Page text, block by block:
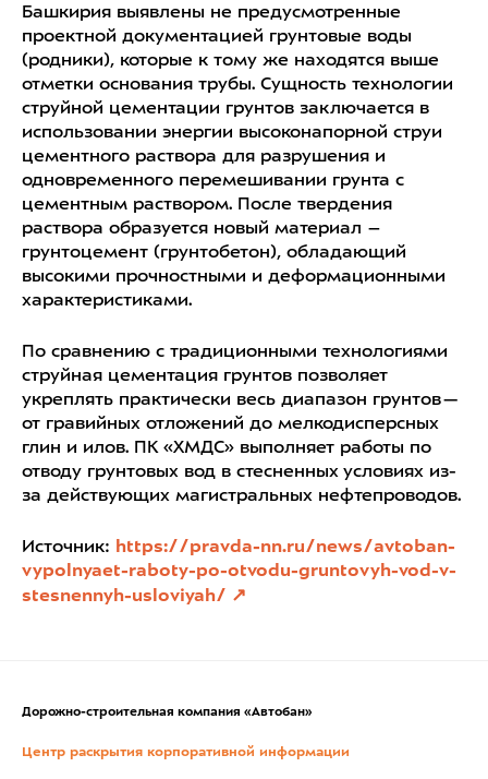
Башкирия выявлены не предусмотренные
проектной документацией грунтовые воды
(родники), которые к тому же находятся выше
отметки основания трубы. Сущность технологии
струйной цементации грунтов заключается в
использовании энергии высоконапорной струи
цементного раствора для разрушения и
одновременного перемешивании грунта с
цементным раствором. После твердения
раствора образуется новый материал –
грунтоцемент (грунтобетон), обладающий
высокими прочностными и деформационными
характеристиками.
По сравнению с традиционными технологиями
струйная цементация грунтов позволяет
укреплять практически весь диапазон грунтов —
от гравийных отложений до мелкодисперсных
глин и илов. ПК «ХМДС» выполняет работы по
отводу грунтовых вод в стесненных условиях из-
за действующих магистральных нефтепроводов.
Источник: https://pravda-nn.ru/news/avtoban-
vypolnyaet-raboty-po-otvodu-gruntovyh-vod-v-
stesnennyh-usloviyah/
Дорожно-строительная компания «Автобан»
Центр раскрытия корпоративной информации